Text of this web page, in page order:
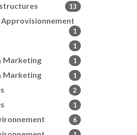
13
1
1
Marketing 1
Marketing 1
2
1
6